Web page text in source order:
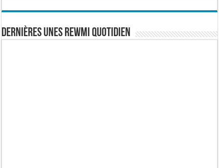
Dernières Unes Rewmi Quotidien